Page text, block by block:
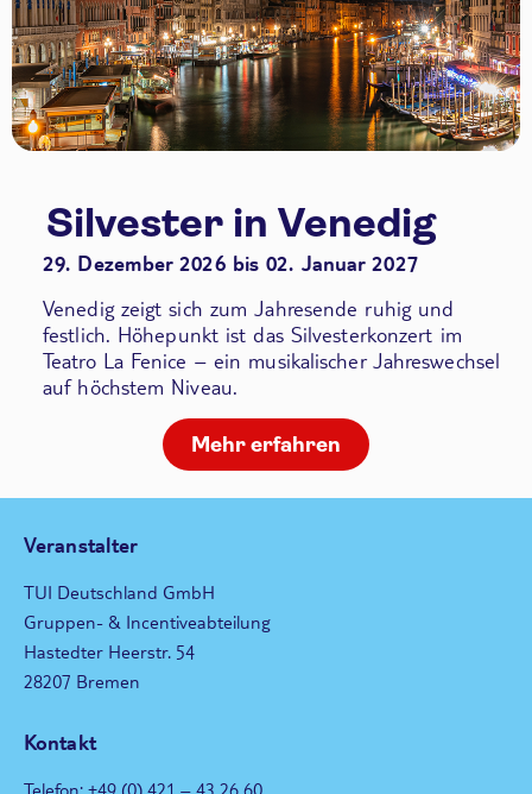
Silvester in Venedig
29. Dezember 2026 bis 02. Januar 2027
Venedig zeigt sich zum Jahresende ruhig und
festlich. Höhepunkt ist das Silvesterkonzert im
Teatro La Fenice – ein musikalischer Jahreswechsel
auf höchstem Niveau.
Mehr erfahren
Veranstalter
TUI Deutschland GmbH
Gruppen- & Incentiveabteilung
Hastedter Heerstr. 54
28207 Bremen
Kontakt
Telefon: +49 (0) 421 – 43 26 60